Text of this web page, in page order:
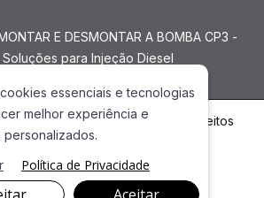
E DESMONTAR A BOMBA CP3 -
Soluções para Injeção Diesel
Marketing Digital. Todos os Direitos
essenciais e tecnologias
melhor experiência e
Política de Privacidade